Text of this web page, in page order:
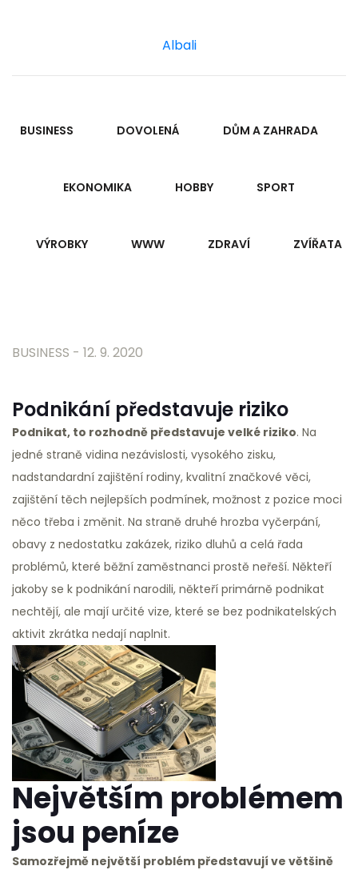
Albali
BUSINESS DOVOLENÁ DŮM A ZAHRADA
EKONOMIKA HOBBY SPORT
VÝROBKY WWW ZDRAVÍ ZVÍŘATA
BUSINESS - 12. 9. 2020
Podnikání představuje riziko
Podnikat, to rozhodně představuje velké riziko. Na
jedné straně vidina nezávislosti, vysokého zisku,
nadstandardní zajištění rodiny, kvalitní značkové věci,
zajištění těch nejlepších podmínek, možnost z pozice moci
něco třeba i změnit. Na straně druhé hrozba vyčerpání,
obavy z nedostatku zakázek, riziko dluhů a celá řada
problémů, které běžní zaměstnanci prostě neřeší. Někteří
jakoby se k podnikání narodili, někteří primárně podnikat
nechtějí, ale mají určité vize, které se bez podnikatelských
aktivit zkrátka nedají naplnit.
Největším problémem
jsou peníze
Samozřejmě největší problém představují ve většině